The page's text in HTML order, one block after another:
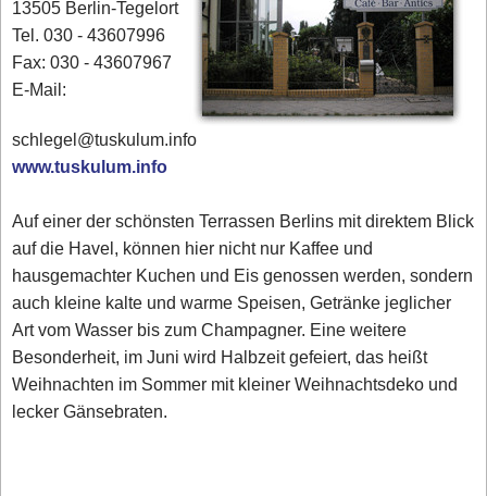
13505 Berlin-Tegelort
Tel. 030 - 43607996
Fax: 030 - 43607967
E-Mail:
schlegel@tuskulum.info
www.tuskulum.info
Auf einer der schönsten Terrassen Berlins mit direktem Blick
auf die Havel, können hier nicht nur Kaffee und
hausgemachter Kuchen und Eis genossen werden, sondern
auch kleine kalte und warme Speisen, Getränke jeglicher
Art vom Wasser bis zum Champagner. Eine weitere
Besonderheit, im Juni wird Halbzeit gefeiert, das heißt
Weihnachten im Sommer mit kleiner Weihnachtsdeko und
lecker Gänsebraten.